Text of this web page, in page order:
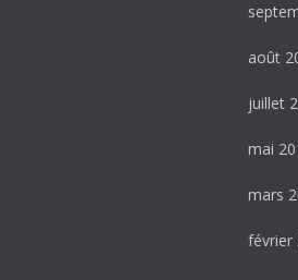
août
juillet
mai
mars
février